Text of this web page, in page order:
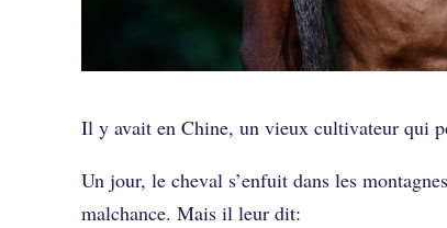
Chance ou
Il y avait en Chine, un vieux cultivateur qui
Un jour, le cheval s’enfuit dans les
malchance. Mais il leur dit: